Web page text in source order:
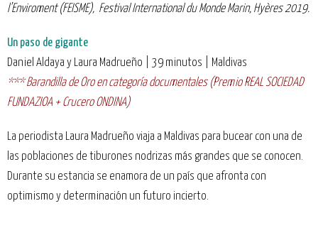
l’Enviroment (FEISME), Festival International du Monde Marin, Hyères 2019.
Un paso de gigante
Daniel Aldaya y Laura Madrueño | 39 minutos | Maldivas
*** Barandilla de Oro en categoría documentales (Premio REAL SOCIEDAD
FUNDAZIOA + Crucero ONDINA)
La periodista Laura Madrueño viaja a Maldivas para bucear con una de
las poblaciones de tiburones nodrizas más grandes que se conocen.
Durante su estancia se enamora de un país que afronta con
optimismo y determinación un futuro incierto.